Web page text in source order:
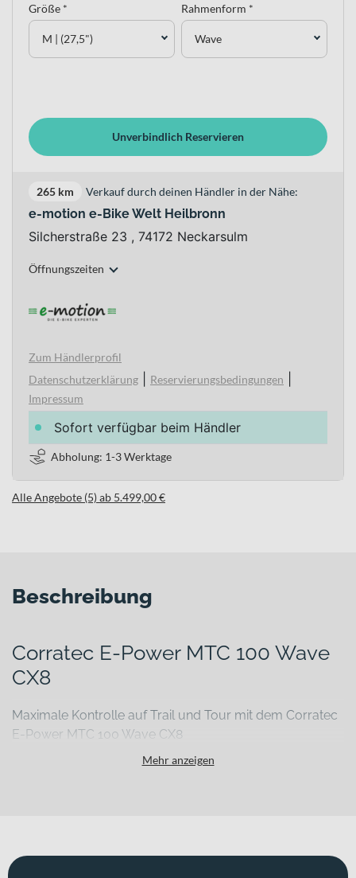
Größe *
M | (27,5")
Rahmenform *
Wave
Unverbindlich Reservieren
265 km Verkauf durch deinen Händler in der Nähe:
e-motion e-Bike Welt Heilbronn
Silcherstraße 23 , 74172 Neckarsulm
Öffnungszeiten
Zum Händlerprofil
Datenschutzerklärung
Reservierungsbedingungen
Impressum
Sofort verfügbar beim Händler
Abholung: 1-3 Werktage
Alle Angebote (5) ab 5.499,00 €
Beschreibung
Corratec E-Power MTC 100 Wave
CX8
Maximale Kontrolle auf Trail und Tour mit dem Corratec
E-Power MTC 100 Wave CX8
Wenn du auf anspruchsvollen Trails unterwegs bist oder lange
Antriebssystem – damit du dich voll und ganz auf dein Fahrerlebnis
Mehr anzeigen